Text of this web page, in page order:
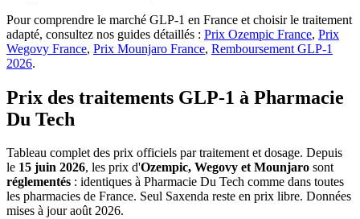
Pour comprendre le marché GLP-1 en France et choisir le traitement
adapté, consultez nos guides détaillés : Prix Ozempic France, Prix
Wegovy France, Prix Mounjaro France, Remboursement GLP-1
2026.
Prix des traitements GLP-1 à Pharmacie
Du Tech
Tableau complet des prix officiels par traitement et dosage. Depuis
le 15 juin 2026, les prix d'Ozempic, Wegovy et Mounjaro sont
réglementés : identiques à Pharmacie Du Tech comme dans toutes
les pharmacies de France. Seul Saxenda reste en prix libre. Données
mises à jour août 2026.